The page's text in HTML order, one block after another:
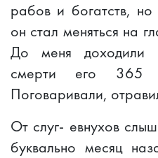
рабов и богатств, но
он стал меняться на
До меня доходили
смерти его 365
Поговаривали,
От слуг- евнухов
буквально месяц